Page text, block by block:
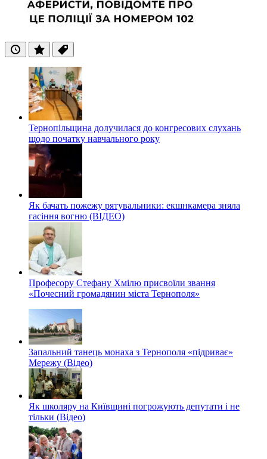
ОстанніПопулярні
Теги
Тернопільщина долучилася до конгресових слухань
щодо початку навчального року
Як бачать пожежу рятувальники: екшнкамера зняла
гасіння вогню (ВІДЕО)
Професору Стефану Хмілю присвоїли звання
«Почесний громадянин міста Тернополя»
Запальний танець монаха з Тернополя «підриває»
Мережу (Відео)
Як школяру на Київщині погрожують депутати і не
тільки (Відео)